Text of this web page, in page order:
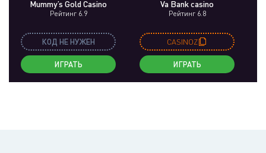
Mummy’s Gold Casino
Рейтинг 6.9
КОД НЕ НУЖЕН
ИГРАТЬ
Va Bank casino
Рейтинг 6.8
CASINOZ
ИГРАТЬ